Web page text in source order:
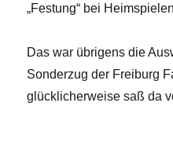
„Festung“ bei
Das war übrigens die
Sonderzug der Freiburg
glücklicherweise saß da